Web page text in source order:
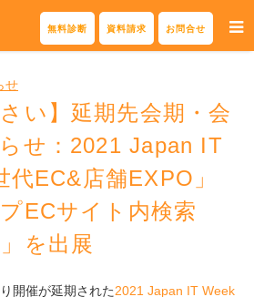
Skip
to
無料診断 資料請求 お問合せ
せ
い】延期先会期・会
せ：2021 Japan IT
EC&店舗EXPO」
ECサイト内検索
を出展
開催が延期された2021 Japan IT Week